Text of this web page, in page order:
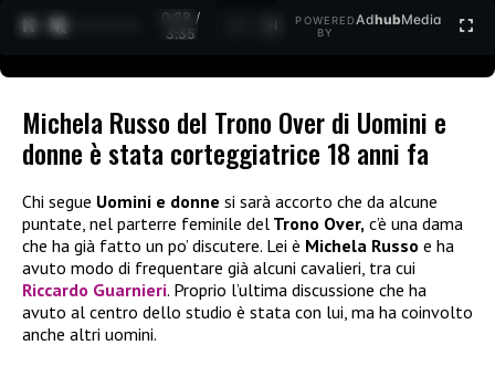
0:30 /
3:35
POWERED
BY
AdhubMedia
Michela Russo del Trono Over di Uomini e
donne è stata corteggiatrice 18 anni fa
Chi segue Uomini e donne si sarà accorto che da alcune
puntate, nel parterre feminile del Trono Over, c’è una dama
che ha già fatto un po’ discutere. Lei è Michela Russo e ha
avuto modo di frequentare già alcuni cavalieri, tra cui
Riccardo Guarnieri. Proprio l’ultima discussione che ha
avuto al centro dello studio è stata con lui, ma ha coinvolto
anche altri uomini.